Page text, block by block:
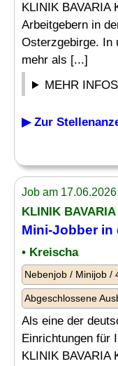
KLINIK BAVARIA
Arbeitgebern in
Osterzgebirge. In
mehr als [...]
MEHR
▶ Zur
Job am
KLINIK
Mini-Jobberin
• Kreischa
Nebenjob / Minijob /
Abgeschlossene
Als eine der
Einrichtungen für
KLINIK BAVARIA